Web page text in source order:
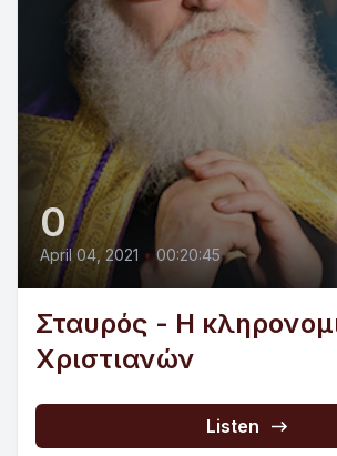
0
April 04, 2021 • 00:20:45
Σταυρός - Η
Χριστιανών
Listen